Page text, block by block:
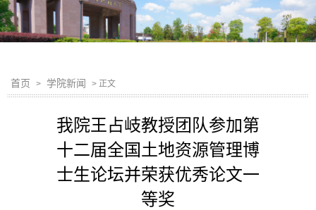
首页 > 学院新闻 > 正文
我院王占岐教授团队参加第
十二届全国土地资源管理博
士生论坛并荣获优秀论文一
等奖